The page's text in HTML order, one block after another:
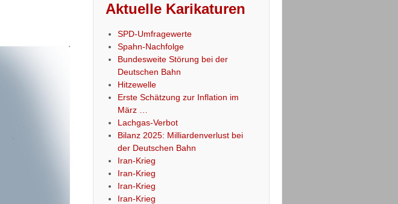
Aktuelle Karikaturen
SPD-Umfragewerte
Spahn-Nachfolge
Bundesweite Störung bei der
Deutschen Bahn
Hitzewelle
Erste Schätzung zur Inflation im
März …
Lachgas-Verbot
Bilanz 2025: Milliardenverlust bei
der Deutschen Bahn
Iran-Krieg
Iran-Krieg
Iran-Krieg
Iran-Krieg